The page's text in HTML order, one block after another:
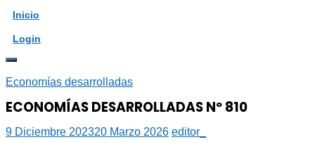
Inicio
Login
Economías desarrolladas
ECONOMÍAS DESARROLLADAS Nº 810
9 Diciembre 202320 Marzo 2026 editor_